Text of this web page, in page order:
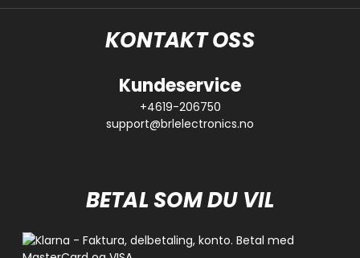
KONTAKT OSS
Kundeservice
+4619-206750
support@brlelectronics.no
BETAL SOM DU VIL